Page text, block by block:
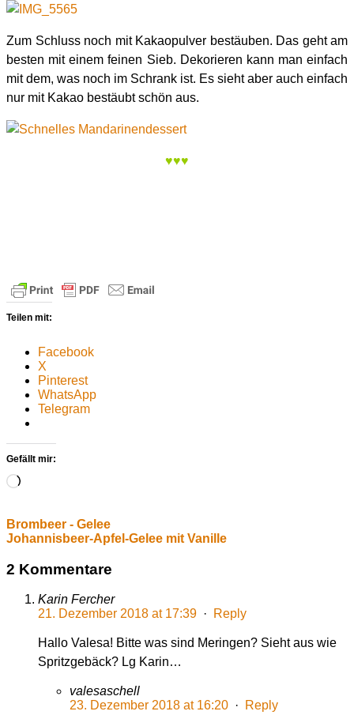
Zum Schluss noch mit Kakaopulver bestäuben. Das geht am
besten mit einem feinen Sieb. Dekorieren kann man einfach
mit dem, was noch im Schrank ist. Es sieht aber auch einfach
nur mit Kakao bestäubt schön aus.
♥♥♥
Teilen mit:
Facebook
X
Pinterest
WhatsApp
Telegram
Gefällt mir:
Wird
Brombeer - Gelee
Johannisbeer-Apfel-Gelee mit Vanille
2 Kommentare
Karin Fercher
21. Dezember 2018 at 17:39 · Reply
Hallo Valesa! Bitte was sind Meringen? Sieht aus wie
Spritzgebäck? Lg Karin…
valesaschell
23. Dezember 2018 at 16:20 · Reply